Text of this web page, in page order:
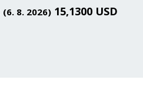
(6. 8. 2026) 15,1300 USD